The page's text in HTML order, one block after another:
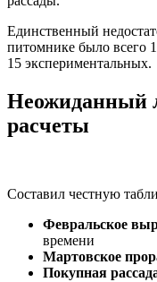
Единственный
питомнике было всего
15 экспериментальных.
Неожиданный
расчеты
Составил честную
Февральское
времени
Мартовское
Покупная